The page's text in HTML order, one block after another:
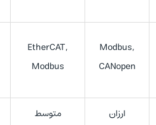
Modbus,
CANopen
EtherCAT,
Modbus
ارزان متوسط